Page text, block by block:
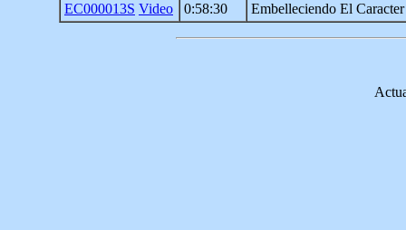
EC000013S Video 0:58:30 Embelleciendo El